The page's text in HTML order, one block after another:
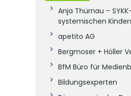
Anja Thürnau –
systemischen
apetito AG
Bergmoser + Höller
BfM Büro für
Bildungsexperten